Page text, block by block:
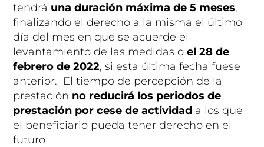
tendrá una duración máxima de 5 meses,
finalizando el derecho a la misma el último
día del mes en que se acuerde el
levantamiento de las medidas oel 28 de
febrero de 2022, si esta última fecha fuese
anterior. El tiempo de percepción de la
prestación no reducirá los periodos de
prestación por cese de actividad a los que
el beneficiario pueda tener derecho en el
futuro